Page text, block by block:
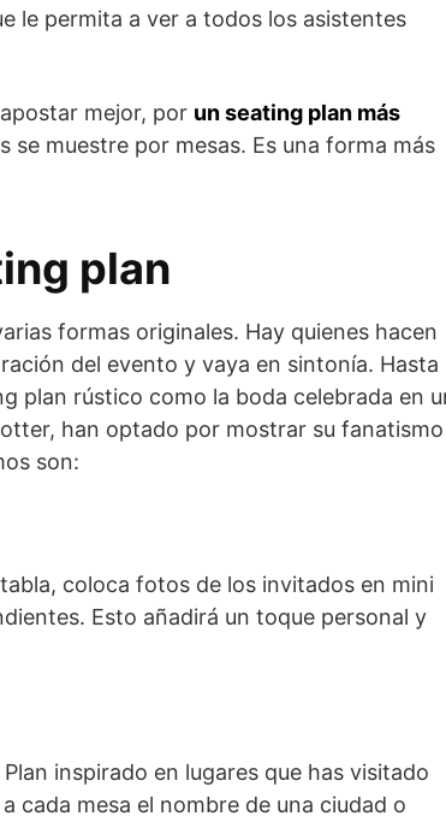
le permita a ver a todos los asistentes
mejor, por un seating plan más
muestre por mesas. Es una forma más
plan
formas originales. Hay quienes hacen
del evento y vaya en sintonía. Hasta
plan rústico como la boda celebrada en
han optado por mostrar su fanatismo
son:
coloca fotos de los invitados en mini
Esto añadirá un toque personal y
inspirado en lugares que has visitado
cada mesa el nombre de una ciudad o